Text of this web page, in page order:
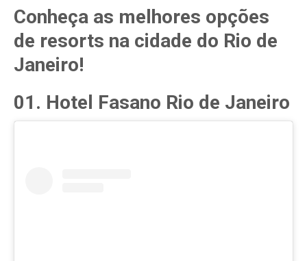
Conheça as melhores opções
de resorts na cidade do Rio de
Janeiro!
01. Hotel Fasano Rio de Janeiro